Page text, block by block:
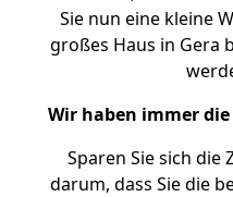
Sie nun eine kleine
großes Haus in Gera
Wir haben immer
Sparen Sie sich die
darum, dass Sie die